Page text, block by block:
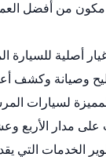
من أفضل
أصلية
وصيانة وكشف
لسيارات
على مدار
الخدمات التي